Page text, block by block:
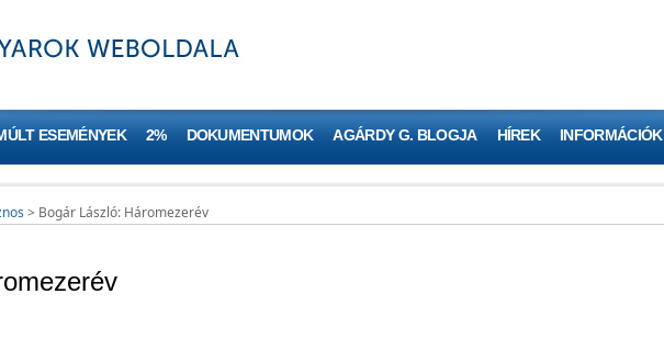
ESEMÉNYEK 2% DOKUMENTUMOK AGÁRDY G. BLOGJA HÍREK INFORMÁCIÓK
> Bogár László: Háromezerév